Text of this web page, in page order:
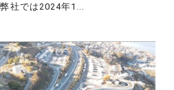
社では2024年1...